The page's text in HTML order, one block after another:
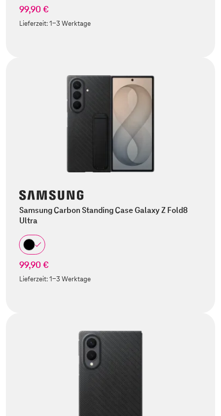
99,90 €
Lieferzeit:1-3 Werktage
Samsung Carbon Standing Case Galaxy Z Fold8
Ultra
99,90 €
Lieferzeit:1-3 Werktage